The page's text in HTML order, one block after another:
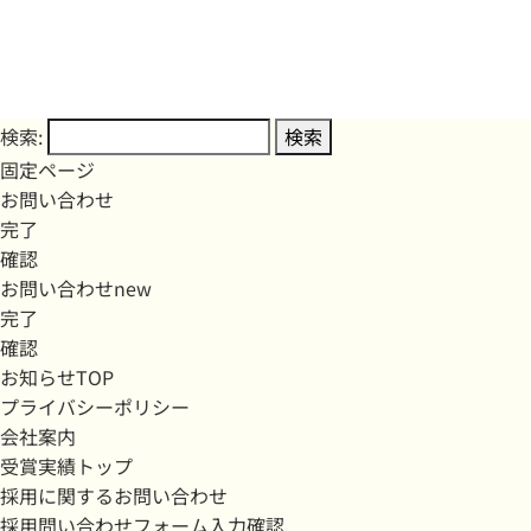
検索:
固定ページ
お問い合わせ
完了
確認
お問い合わせnew
完了
確認
お知らせTOP
プライバシーポリシー
会社案内
受賞実績トップ
採用に関するお問い合わせ
採用問い合わせフォーム入力確認